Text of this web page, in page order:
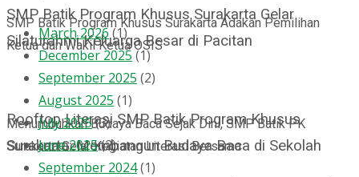
SMP Batik Program Khusus Surakarta Gelar
Silaturahmi Keluarga Besar di Pacitan
Rooftop Literasi SMP Batik Program Khusus
Surakarta: Membangun Budaya Baca di Sekolah
SMP Batik Program Khusus Surakarta Adakan Pemilihan
Ketua dan Wakil Ketua OSIS
Menumbuhkan Budaya Baca Sejak Dini, SMP Batik PK
Surakarta Gelar Kegiatan Literasi Bersama
March 2026(1)
December 2025 (1)
September 2025 (2)
August 2025 (1)
July 2025(3)
June 2025(2)
September 2024(1)